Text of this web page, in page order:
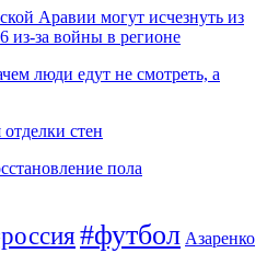
Аравии могут исчезнуть из
из-за войны в регионе
люди едут не смотреть, а
стен
пола
#футбол Азаренко